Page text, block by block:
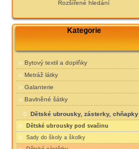
Rozšířené hledání
Kategorie
Bytový textil a doplňky
Metráž látky
Galanterie
Bavlněné šátky
Dětské ubrousky, zásterky, chňapky
Dětské ubrousky pod svačinu
Sady do školy a školky